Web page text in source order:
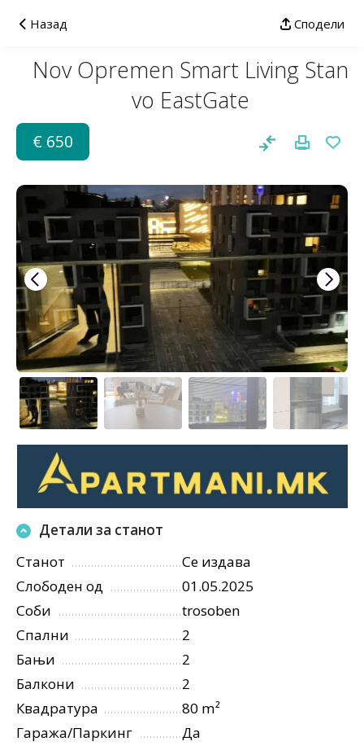
Назад Сподели
Nov Opremen Smart Living Stan
vo EastGate
€ 650
Детали за станот
Станот
Се издава
Слободен од
01.05.2025
Соби
trosoben
Спални
2
Бањи
2
Балкони
2
Квадратура
80 m²
Гаража/Паркинг
Да